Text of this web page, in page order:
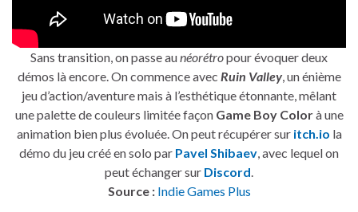
Sans transition, on passe aunéorétropour évoquer deux
démos là encore. On commence avec Ruin Valley, un énième
jeu d’action/aventure mais à l’esthétique étonnante, mêlant
une palette de couleurs limitée façon Game Boy Colorà une
animation bien plus évoluée. On peut récupérer sur itch.io la
démo du jeu créé en solo par Pavel Shibaev, avec lequel on
peut échanger sur Discord.
Source : Indie Games Plus